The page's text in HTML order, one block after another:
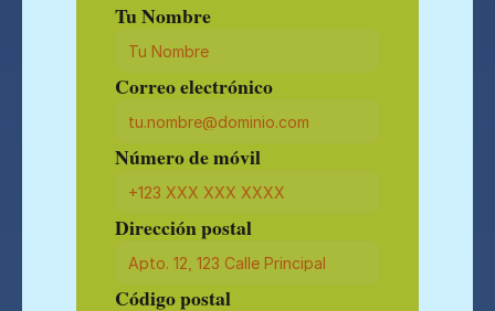
Tu Nombre
Correo electrónico
Número de móvil
Dirección postal
Código postal